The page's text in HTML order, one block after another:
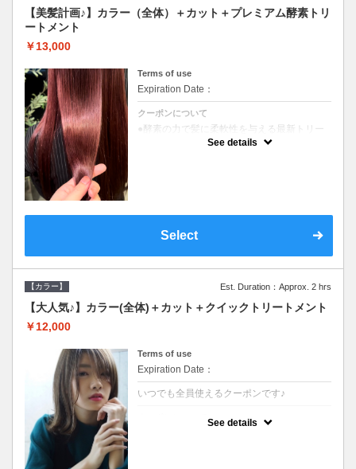
【美髪計画♪】カラー（全体）＋カット＋プレミアム酵素トリ
ートメント
￥13,000
Terms of use
Expiration Date：
クーポンについて
●酵素の力で髪に柔軟性を与える最新トリー
トメント●ＳＢ込●長さ料金あり《こちらのク
See details
Select
【カラー】 Est. Duration：Approx. 2 hrs
【大人気♪】カラー(全体)＋カット＋クイックトリートメント
￥12,000
Terms of use
Expiration Date：
いつでも全員使えるクーポンです♪
See details